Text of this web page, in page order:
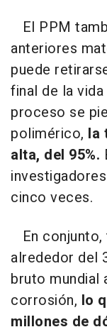
El PPM
anteriores
puede
final de la
proceso se
polimérico, la
alta, del 95%.
cinco veces.
En
alrededor del
bruto mundial
corrosión, lo
millones de